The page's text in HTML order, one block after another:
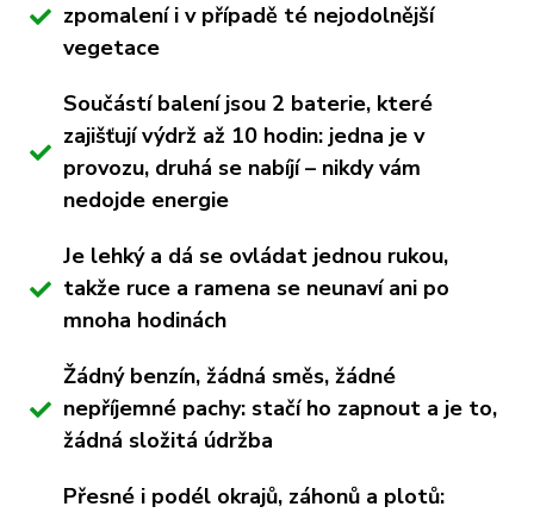
zpomalení i v případě té nejodolnější
vegetace
Součástí balení jsou 2 baterie, které
zajišťují výdrž až 10 hodin: jedna je v
provozu, druhá se nabíjí – nikdy vám
nedojde energie
Je lehký a dá se ovládat jednou rukou,
takže ruce a ramena se neunaví ani po
mnoha hodinách
Žádný benzín, žádná směs, žádné
nepříjemné pachy: stačí ho zapnout a je to,
žádná složitá údržba
Přesné i podél okrajů, záhonů a plotů: